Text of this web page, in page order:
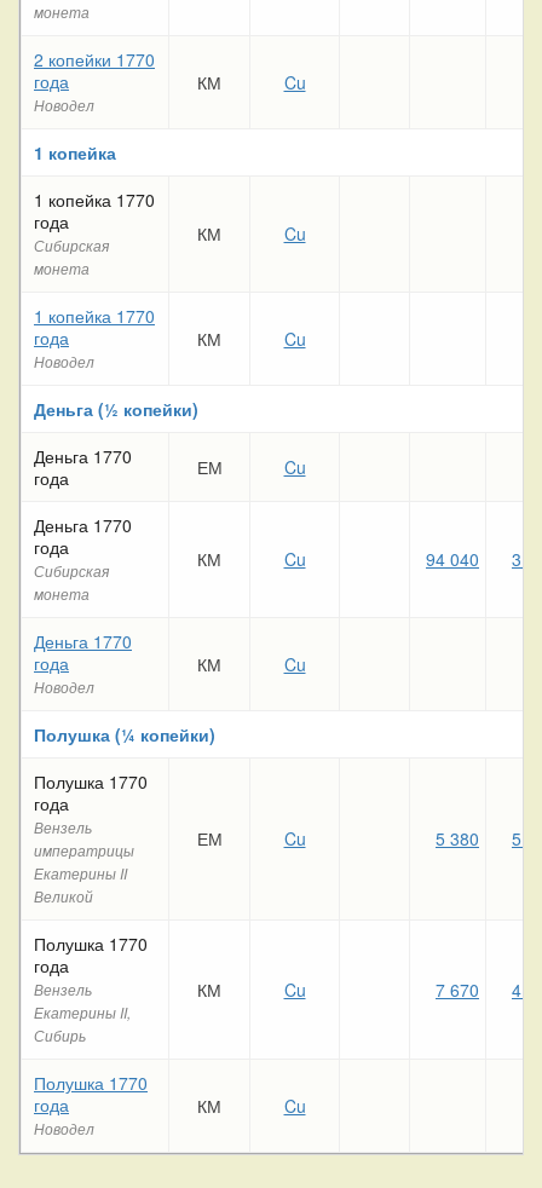
монета
2 копейки 1770
года
Новодел
КМ Cu
1 копейка
1 копейка 1770
года
Сибирская
монета
КМ Cu
1 копейка 1770
года
Новодел
КМ Cu
Деньга (½ копейки)
Деньга 1770
года
ЕМ Cu
Деньга 1770
года
Сибирская
монета
КМ Cu 94 040 3
Деньга 1770
года
Новодел
КМ Cu
Полушка (¼ копейки)
Полушка 1770
года
Вензель
императрицы
Екатерины II
Великой
ЕМ Cu 5 380 5
Полушка 1770
года
Вензель
Екатерины II,
Сибирь
КМ Cu 7 670 4
Полушка 1770
года
Новодел
КМ Cu